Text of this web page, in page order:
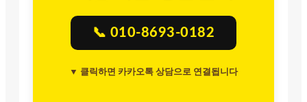
📞 010-8693-0182
▼ 클릭하면 카카오톡 상담으로 연결됩니다